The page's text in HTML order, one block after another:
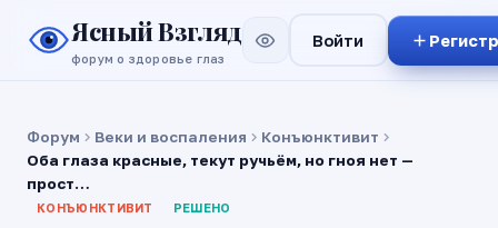
Ясный Взгляд
форум о здоровье глаз
Войти
Форум Веки и воспаления
Конъюнктивит
Оба глаза красные, текут ручьём, но гноя нет —
прост…
КОНЪЮНКТИВИТ РЕШЕНО